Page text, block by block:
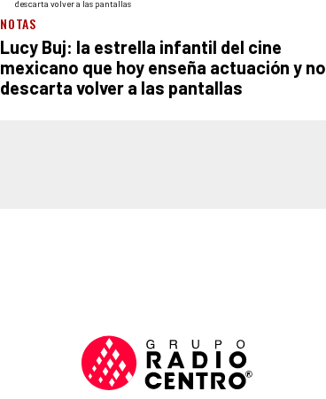
NOTAS
Lucy Buj: la estrella infantil del cine
mexicano que hoy enseña actuación y no
descarta volver a las pantallas